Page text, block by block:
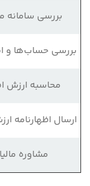
بررسی سامانه
بررسی حساب‌ها و
محاسبه ارزش
ارسال اظهارنامه
مشاوره